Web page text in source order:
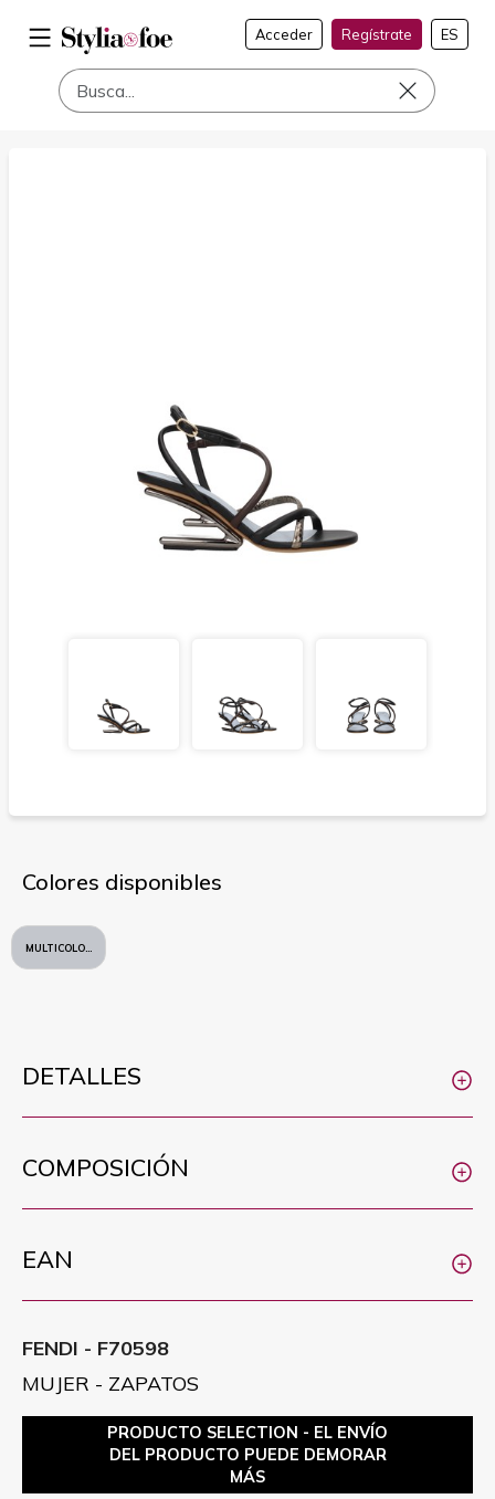
Acceder Regístrate ES
Colores disponibles
MULTICOLORE
DETALLES
COMPOSICIÓN
EAN
FENDI - F70598
MUJER - ZAPATOS
PRODUCTO SELECTION - EL ENVÍO
DEL PRODUCTO PUEDE DEMORAR
MÁS